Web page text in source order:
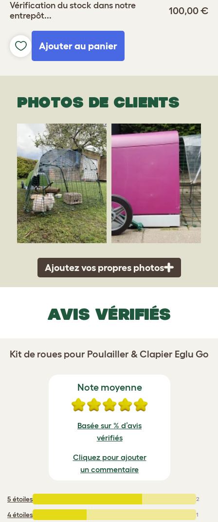
Vérification du stock dans notre
entrepôt...
100,00 €
Ajouter au panier
PHOTOS DE CLIENTS
Ajoutez vos propres photos
AVIS VÉRIFIÉS
Kit de roues pour Poulailler & Clapier Eglu Go
Note moyenne
Basée sur % d’avis
vérifiés
Cliquez pour ajouter
un commentaire
5 étoiles 2
4 étoiles 1